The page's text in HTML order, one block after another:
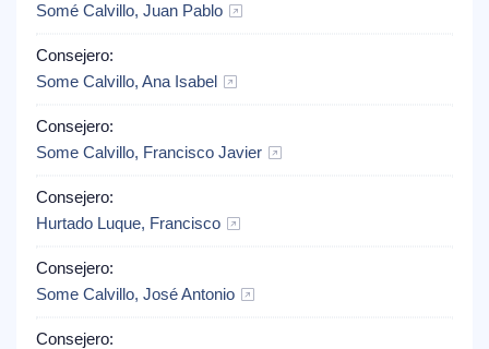
Somé Calvillo, Juan Pablo
Consejero:
Some Calvillo, Ana Isabel
Consejero:
Some Calvillo, Francisco Javier
Consejero:
Hurtado Luque, Francisco
Consejero:
Some Calvillo, José Antonio
Consejero: